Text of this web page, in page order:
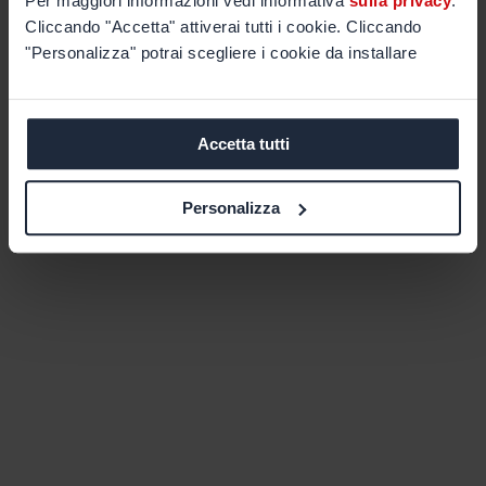
Cliccando "Accetta" attiverai tutti i cookie. Cliccando
"Personalizza" potrai scegliere i cookie da installare
Accetta tutti
Personalizza